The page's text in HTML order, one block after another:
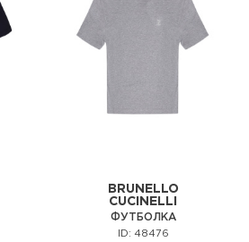
BRUNELLO
CUCINELLI
ФУТБОЛКА
ID: 48476